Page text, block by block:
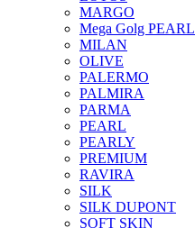
MARGO
Mega Golg PEARL
MILAN
OLIVE
PALERMO
PALMIRA
PARMA
PEARL
PEARLY
PREMIUM
RAVIRA
SILK
SILK DUPONT
SOFT SKIN